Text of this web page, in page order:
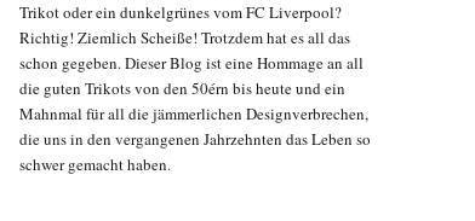
Trikot oder ein dunkelgrünes vom FC Liverpool?
Richtig! Ziemlich Scheiße! Trotzdem hat es all das
schon gegeben. Dieser Blog ist eine Hommage an all
die guten Trikots von den 50érn bis heute und ein
Mahnmal für all die jämmerlichen Designverbrechen,
die uns in den vergangenen Jahrzehnten das Leben so
schwer gemacht haben.